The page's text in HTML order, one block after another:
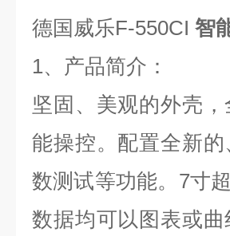
德国威乐F-550CI 智
1、产品简介：
坚固、美观的外壳
能操控。配置全新
数测试等功能。7寸
数据均可以图表或